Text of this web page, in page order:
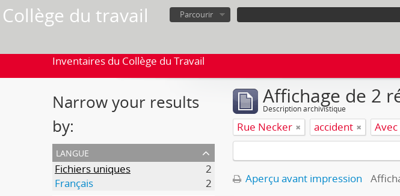
Collège du travail Parcourir
Inventaires du Collège du Travail
Narrow your results
by:
langue
Fichiers uniques
2
Français
2
Affichage de 2
Description archivistique
Rue Necker accident
Aperçu avant impression